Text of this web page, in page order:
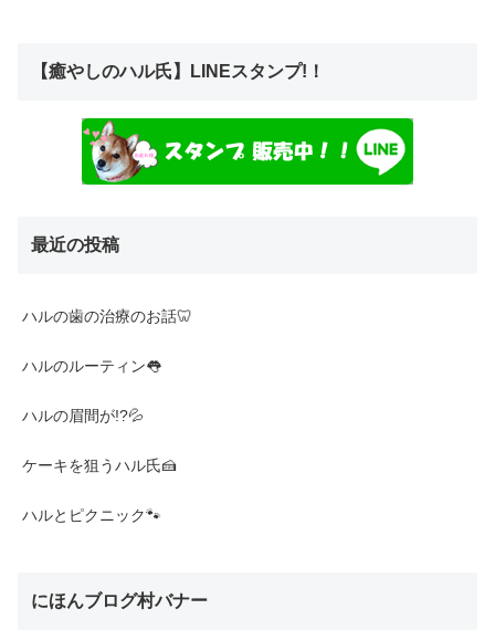
【癒やしのハル氏】LINEスタンプ!！
最近の投稿
ハルの歯の治療のお話🦷
ハルのルーティン👅
ハルの眉間が!?💦
ケーキを狙うハル氏🍰
ハルとピクニック🐾
にほんブログ村バナー